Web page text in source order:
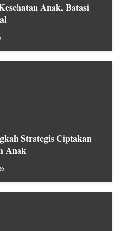
Anak, Batasi
Strategis Ciptakan
Anak